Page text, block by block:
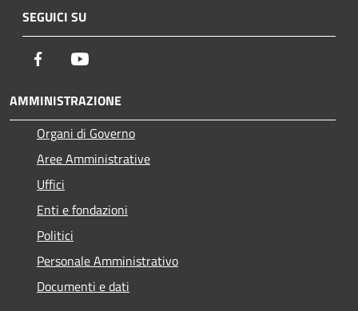
SEGUICI SU
Facebook
AMMINISTRAZIONE
Organi di Governo
Aree Amministrative
Uffici
Enti e fondazioni
Politici
Personale Amministrativo
Documenti e dati